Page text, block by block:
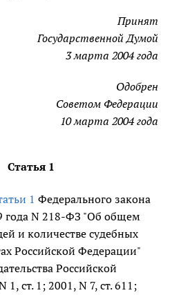
Принят
Государственной Думой
3 марта 2004 года
Одобрен
Советом Федерации
10 марта 2004 года
Статья 1
1 Федерального закона
года N 218-ФЗ "Об общем
и количестве судебных
Российской Федерации"
Российской
ст. 1; 2001, N 7, ст. 611;